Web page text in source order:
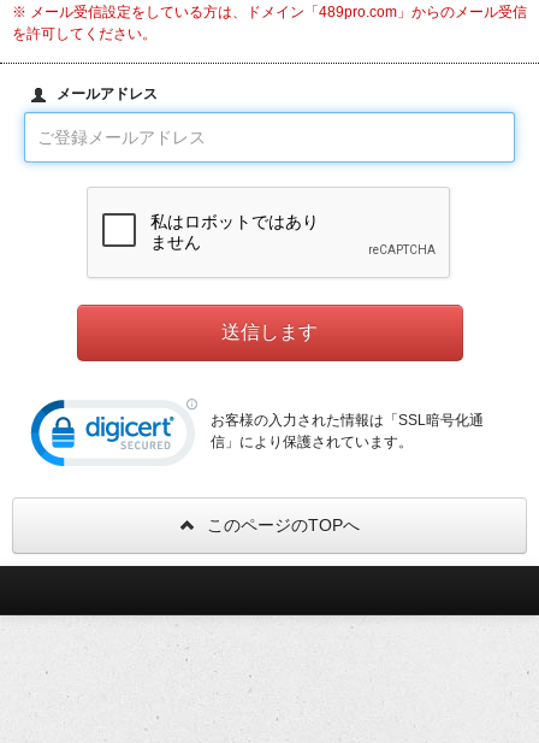
※ メール受信設定をしている方は、ドメイン「489pro.com」からのメール受信
を許可してください。
メールアドレス
お客様の入力された情報は「SSL暗号化通
信」により保護されています。
このページのTOPへ